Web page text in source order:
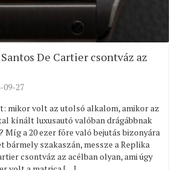
De Cartier csontváz az
09-27
mikor volt az utolsó alkalom, amikor az
kínált luxusautó valóban drágábbnak
Míg a 20 ezer fõre való bejutás bizonyára
bármely szakaszán, messze a Replika
csontváz az acélban olyan, ami úgy